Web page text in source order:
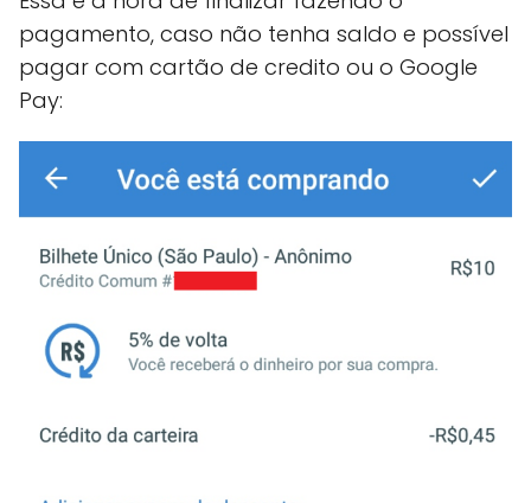
pagamento, caso não tenha saldo e possível
pagar com cartão de credito ou o Google
Pay: